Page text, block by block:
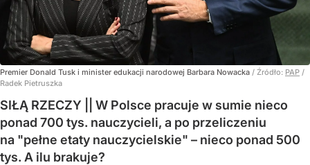
Premier Donald Tusk i minister edukacji narodowej Barbara Nowacka / Źródło: PAP /
Radek Pietruszka
SIŁĄ RZECZY || W Polsce pracuje w sumie nieco
ponad 700 tys. nauczycieli, a po przeliczeniu
na "pełne etaty nauczycielskie" – nieco ponad 500
tys. A ilu brakuje?